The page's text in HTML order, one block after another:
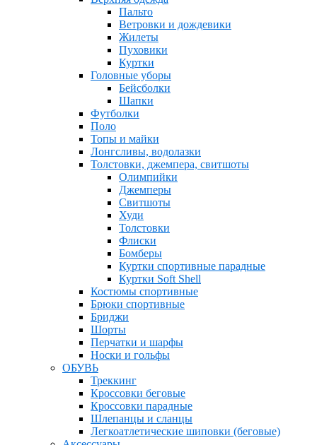
Пальто
Ветровки и дождевики
Жилеты
Пуховики
Куртки
Головные уборы
Бейсболки
Шапки
Футболки
Поло
Топы и майки
Лонгсливы, водолазки
Толстовки, джемпера, свитшоты
Олимпийки
Джемперы
Свитшоты
Худи
Толстовки
Флиски
Бомберы
Куртки спортивные парадные
Куртки Soft Shell
Костюмы спортивные
Брюки спортивные
Бриджи
Шорты
Перчатки и шарфы
Носки и гольфы
ОБУВЬ
Треккинг
Кроссовки беговые
Кроссовки парадные
Шлепанцы и сланцы
Легкоатлетические шиповки (беговые)